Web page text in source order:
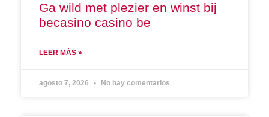
Ga wild met plezier en winst bij
becasino casino be
LEER MÁS »
agosto 7, 2026 No hay comentarios